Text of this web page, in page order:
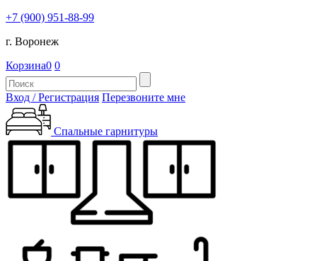
+7 (900) 951-88-99
г. Воронеж
Корзина0 0
Вход / Регистрация Перезвоните мне
Спальные гарнитуры